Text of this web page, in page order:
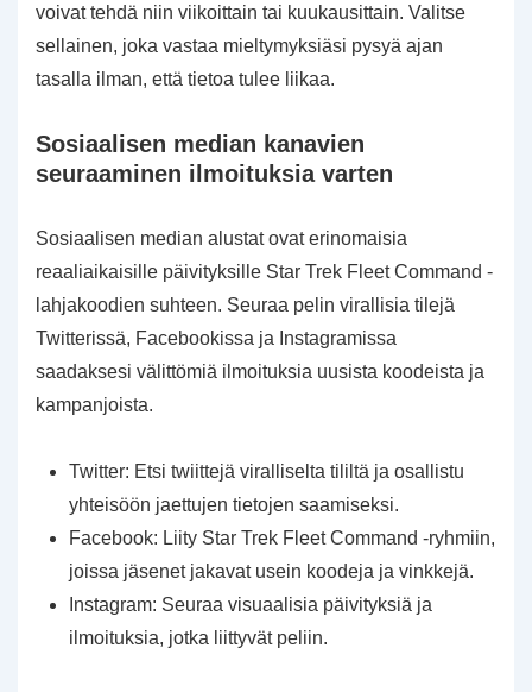
voivat tehdä niin viikoittain tai kuukausittain. Valitse
sellainen, joka vastaa mieltymyksiäsi pysyä ajan
tasalla ilman, että tietoa tulee liikaa.
Sosiaalisen median kanavien
seuraaminen ilmoituksia varten
Sosiaalisen median alustat ovat erinomaisia
reaaliaikaisille päivityksille Star Trek Fleet Command -
lahjakoodien suhteen. Seuraa pelin virallisia tilejä
Twitterissä, Facebookissa ja Instagramissa
saadaksesi välittömiä ilmoituksia uusista koodeista ja
kampanjoista.
Twitter: Etsi twiittejä viralliselta tililtä ja osallistu
yhteisöön jaettujen tietojen saamiseksi.
Facebook: Liity Star Trek Fleet Command -ryhmiin,
joissa jäsenet jakavat usein koodeja ja vinkkejä.
Instagram: Seuraa visuaalisia päivityksiä ja
ilmoituksia, jotka liittyvät peliin.